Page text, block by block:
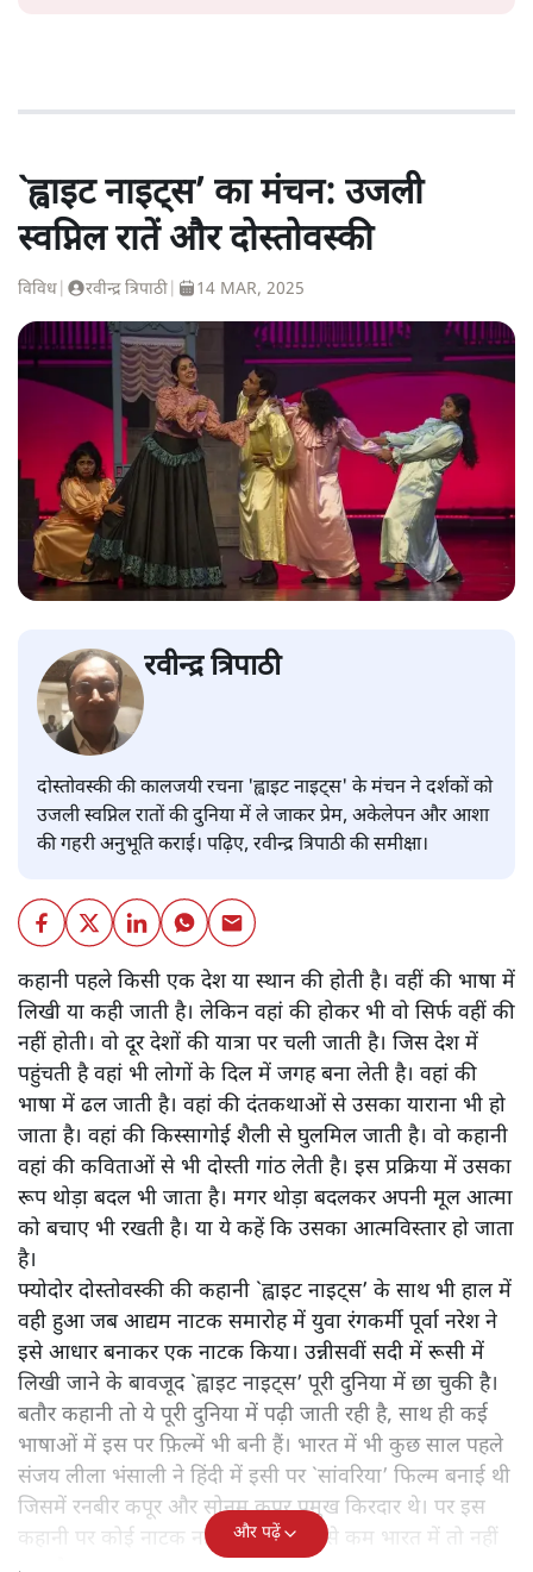
`ह्वाइट नाइट्स’ का मंचन: उजली
स्वप्निल रातें और दोस्तोवस्की
विविध रवीन्द्र त्रिपाठी 14 MAR, 2025
रवीन्द्र त्रिपाठी
दोस्तोवस्की की कालजयी रचना 'ह्वाइट नाइट्स' के मंचन ने दर्शकों को
उजली स्वप्निल रातों की दुनिया में ले जाकर प्रेम, अकेलेपन और आशा
की गहरी अनुभूति कराई। पढ़िए, रवीन्द्र त्रिपाठी की समीक्षा।
कहानी पहले किसी एक देश या स्थान की होती है। वहीं की भाषा में
लिखी या कही जाती है। लेकिन वहां की होकर भी वो सिर्फ वहीं की
नहीं होती। वो दूर देशों की यात्रा पर चली जाती है। जिस देश में
पहुंचती है वहां भी लोगों के दिल में जगह बना लेती है। वहां की
भाषा में ढल जाती है। वहां की दंतकथाओं से उसका याराना भी हो
जाता है। वहां की किस्सागोई शैली से घुलमिल जाती है। वो कहानी
वहां की कविताओं से भी दोस्ती गांठ लेती है। इस प्रक्रिया में उसका
रूप थोड़ा बदल भी जाता है। मगर थोड़ा बदलकर अपनी मूल आत्मा
को बचाए भी रखती है। या ये कहें कि उसका आत्मविस्तार हो जाता
है।
फ्योदोर दोस्तोवस्की की कहानी `ह्वाइट नाइट्स’ के साथ भी हाल में
वही हुआ जब आद्यम नाटक समारोह में युवा रंगकर्मी पूर्वा नरेश ने
इसे आधार बनाकर एक नाटक किया। उन्नीसवीं सदी में रूसी में
लिखी जाने के बावजूद `ह्वाइट नाइट्स’ पूरी दुनिया में छा चुकी है।
बतौर कहानी तो ये पूरी दुनिया में पढ़ी जाती रही है, साथ ही कई
भाषाओं में इस पर फ़िल्में भी बनी हैं। भारत में भी कुछ साल पहले
संजय लीला भंसाली ने हिंदी में इसी पर `सांवरिया’ फिल्म बनाई थी
जिसमें रनबीर कपूर और सोनम कपूर प्रमुख किरदार थे। पर इस
कहानी पर कोई नाटक नहीं हुआ है। कम से कम भारत में तो नहीं
और पढ़ें